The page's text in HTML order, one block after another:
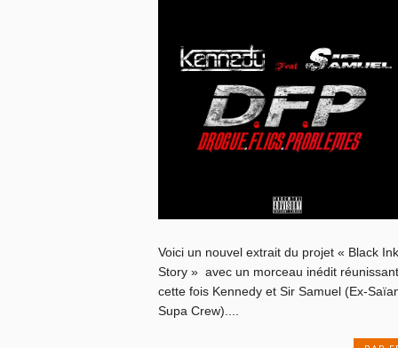
Voici un nouvel extrait du projet « Black Ink
Story » avec un morceau inédit réunissant
cette fois Kennedy et Sir Samuel (Ex-
Supa Crew)....